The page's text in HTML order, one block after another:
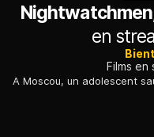
en
Films en